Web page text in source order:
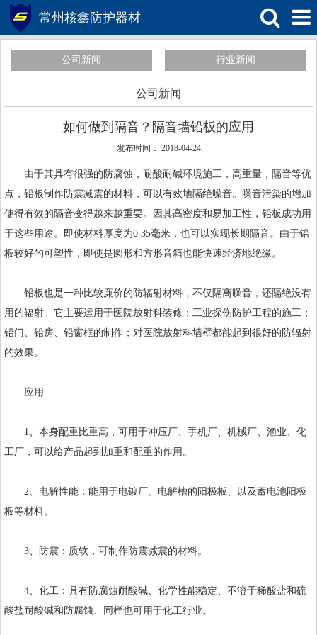
常州核鑫防护器材
公司新闻 行业新闻
公司新闻
如何做到隔音？隔音墙铅板的应用
发布时间： 2018-04-24
由于其具有很强的防腐蚀，耐酸耐碱环境施工，高重量，隔音等优
点，铅板制作防震减震的材料，可以有效地隔绝噪音。噪音污染的增加
使得有效的隔音变得越来越重要。因其高密度和易加工性，铅板成功用
于这些用途。即使材料厚度为0.35毫米，也可以实现长期隔音。由于铅
板较好的可塑性，即使是圆形和方形音箱也能快速经济地绝缘。
铅板也是一种比较廉价的防辐射材料，不仅隔离噪音，还隔绝没有
用的辐射。它主要运用于医院放射科装修；工业探伤防护工程的施工；
铅门、铅房、铅窗框的制作；对医院放射科墙壁都能起到很好的防辐射
的效果。
应用
1、本身配重比重高，可用于冲压厂、手机厂、机械厂、渔业、化
工厂，可以给产品起到加重和配重的作用。
2、电解性能：能用于电镀厂、电解槽的阳极板、以及蓄电池阳极
板等材料。
3、防震：质软，可制作防震减震的材料。
4、化工：具有防腐蚀耐酸碱、化学性能稳定、不溶于稀酸盐和硫
酸盐耐酸碱和防腐蚀、同样也可用于化工行业。